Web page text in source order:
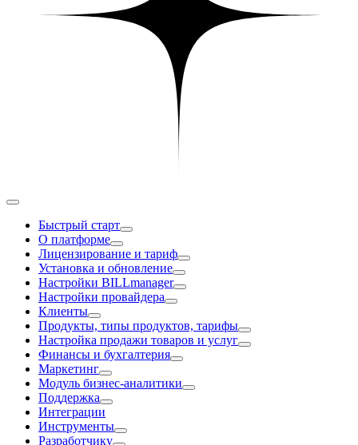
Быстрый старт
О платформе
Лицензирование и тариф
Установка и обновление
Настройки BILLmanager
Настройки провайдера
Клиенты
Продукты, типы продуктов, тарифы
Настройка продажи товаров и услуг
Финансы и бухгалтерия
Маркетинг
Модуль бизнес-аналитики
Поддержка
Интеграции
Инструменты
Разработчику